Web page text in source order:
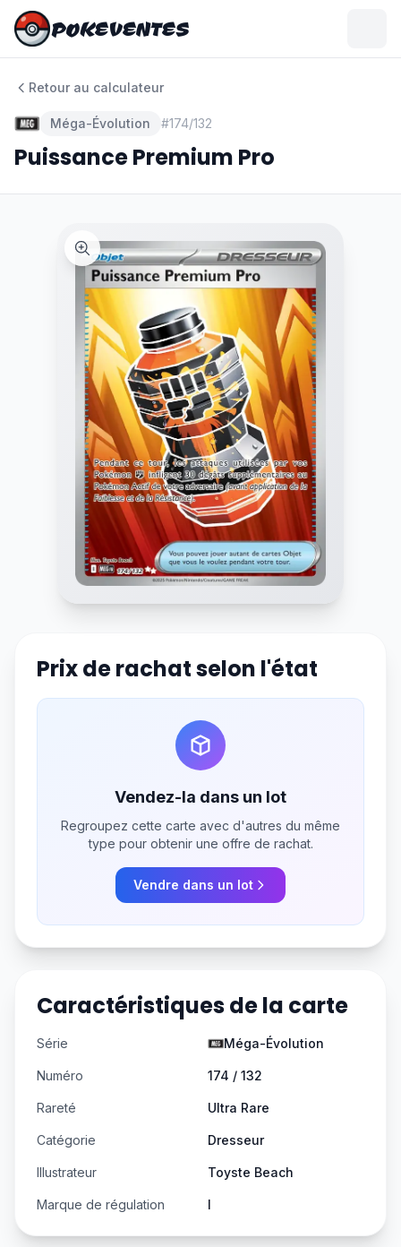
POKEVENTES
POKEVENTES
Retour au calculateur
Méga-Évolution #174/132
Puissance Premium Pro
Prix de rachat selon l'état
Vendez-la dans un lot
Regroupez cette carte avec d'autres du même
type pour obtenir une offre de rachat.
Vendre dans un lot
Caractéristiques de la carte
Série Méga-Évolution
Numéro 174 / 132
Rareté Ultra Rare
Catégorie Dresseur
Illustrateur Toyste Beach
Marque de régulation I